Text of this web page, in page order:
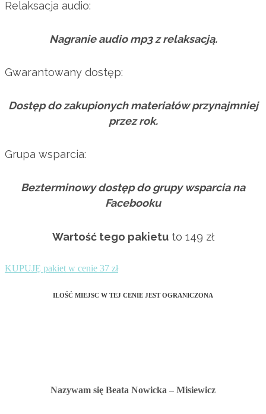
Relaksacja audio:
Nagranie audio mp3 z relaksacją.
Gwarantowany dostęp:
Dostęp do zakupionych materiałów przynajmniej
przez rok.
Grupa wsparcia:
Bezterminowy dostęp do grupy wsparcia na
Facebooku
Wartość tego pakietuto 149 zł
KUPUJĘ pakiet w cenie 37 zł
ILOŚĆ MIEJSC W TEJ CENIE JEST OGRANICZONA
Nazywam się Beata Nowicka – Misiewicz